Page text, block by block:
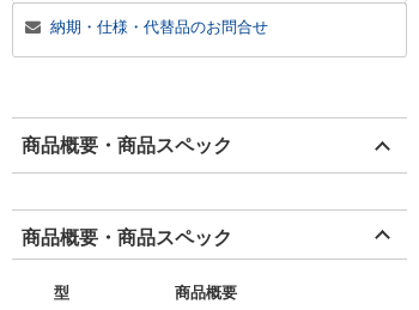
納期・仕様・代替品のお問合せ
商品概要・商品スペック
商品概要・商品スペック
型 商品概要